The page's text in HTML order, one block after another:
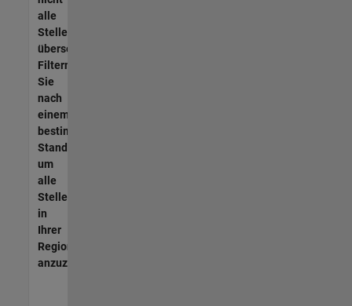
alle
Stellen
übersetzt.
Filtern
Sie
nach
einem
bestimmten
Standort,
um
alle
Stellenangebote
in
Ihrer
Region
anzuzeigen.